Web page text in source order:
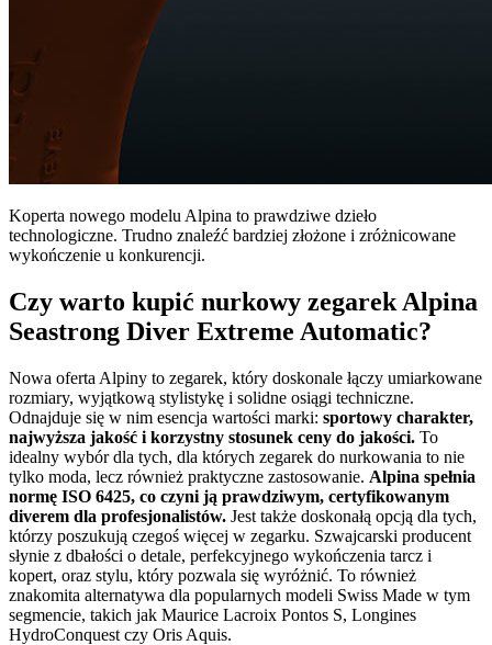
Koperta nowego modelu Alpina to prawdziwe dzieło
technologiczne. Trudno znaleźć bardziej złożone i zróżnicowane
wykończenie u konkurencji.
Czy warto kupić nurkowy zegarek Alpina
Seastrong Diver Extreme Automatic?
Nowa oferta Alpiny to zegarek, który doskonale łączy umiarkowane
rozmiary, wyjątkową stylistykę i solidne osiągi techniczne.
Odnajduje się w nim esencja wartości marki: sportowy charakter,
najwyższa jakość i korzystny stosunek ceny do jakości. To
idealny wybór dla tych, dla których zegarek do nurkowania to nie
tylko moda, lecz również praktyczne zastosowanie. Alpina spełnia
normę ISO 6425, co czyni ją prawdziwym, certyfikowanym
diverem dla profesjonalistów. Jest także doskonałą opcją dla tych,
którzy poszukują czegoś więcej w zegarku. Szwajcarski producent
słynie z dbałości o detale, perfekcyjnego wykończenia tarcz i
kopert, oraz stylu, który pozwala się wyróżnić. To również
znakomita alternatywa dla popularnych modeli Swiss Made w tym
segmencie, takich jak Maurice Lacroix Pontos S, Longines
HydroConquest czy Oris Aquis.